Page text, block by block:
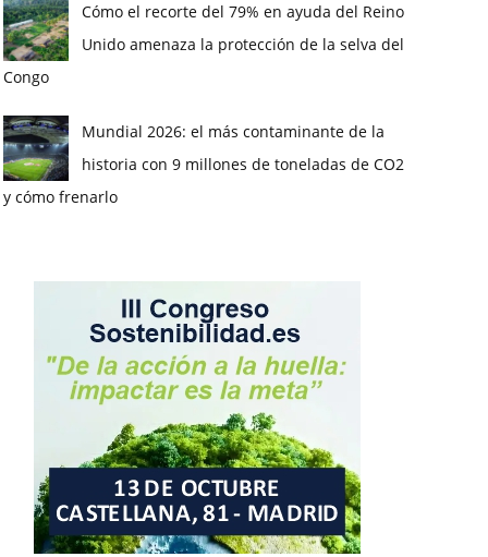
Cómo el recorte del 79% en ayuda del Reino
Unido amenaza la protección de la selva del
Congo
Mundial 2026: el más contaminante de la
historia con 9 millones de toneladas de CO2
y cómo frenarlo